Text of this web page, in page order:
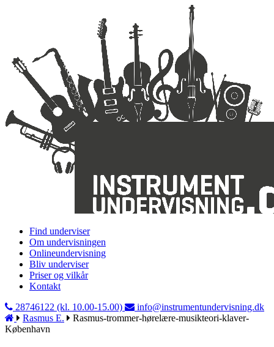
Find underviser
Om undervisningen
Onlineundervisning
Bliv underviser
Priser og vilkår
Kontakt
28746122 (kl. 10.00-15.00)
info@instrumentundervisning.dk
Rasmus E.
Rasmus-trommer-hørelære-musikteori-klaver-
København